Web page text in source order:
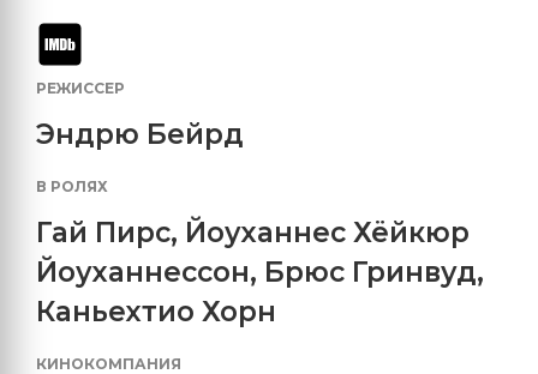
РЕЖИССЕР
Эндрю Бейрд
В РОЛЯХ
Гай Пирс, Йоуханнес Хёйкюр
Йоуханнессон, Брюс Гринвуд,
Каньехтио Хорн
КИНОКОМПАНИЯ